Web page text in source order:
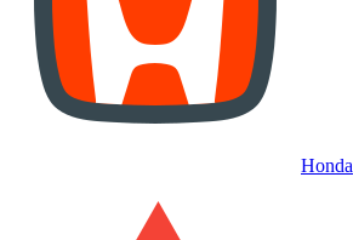
Honda